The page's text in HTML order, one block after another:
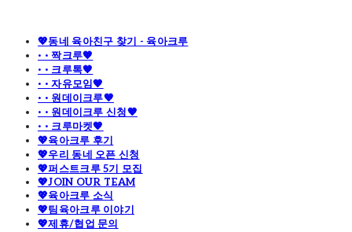
💖동네 육아친구 찾기 - 육아크루
· · 짝크루🧡
· · 크루톡🧡
· · 자유모임🧡
· · 원데이크루🧡
· · 원데이크루 신청🧡
· · 크루마켓🧡
💖육아크루 후기
💖우리 동네 오픈 신청
💖퍼스트크루 5기 모집
💖JOIN OUR TEAM
💖육아크루 소식
💖팀육아크루 이야기
💖제휴/협업 문의